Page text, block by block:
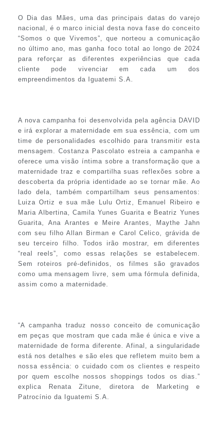
O Dia das Mães, uma das principais datas do varejo
nacional, é o marco inicial desta nova fase do conceito
“Somos o que Vivemos”, que norteou a comunicação
no último ano, mas ganha foco total ao longo de 2024
para reforçar as diferentes experiências que cada
cliente pode vivenciar em cada um dos
empreendimentos da Iguatemi S.A.
A nova campanha foi desenvolvida pela agência DAVID
e irá explorar a maternidade em sua essência, com um
time de personalidades escolhido para transmitir esta
mensagem. Costanza Pascolato estreia a campanha e
oferece uma visão íntima sobre a transformação que a
maternidade traz e compartilha suas reflexões sobre a
descoberta da própria identidade ao se tornar mãe. Ao
lado dela, também compartilham seus pensamentos:
Luiza Ortiz e sua mãe Lulu Ortiz, Emanuel Ribeiro e
Maria Albertina, Camila Yunes Guarita e Beatriz Yunes
Guarita, Ana Arantes e Meire Arantes, Maythe Jahn
com seu filho Allan Birman e Carol Celico, grávida de
seu terceiro filho. Todos irão mostrar, em diferentes
“real reels”, como essas relações se estabelecem.
Sem roteiros pré-definidos, os filmes são gravados
como uma mensagem livre, sem uma fórmula definida,
assim como a maternidade.
“A campanha traduz nosso conceito de comunicação
em peças que mostram que cada mãe é única e vive a
maternidade de forma diferente. Afinal, a singularidade
está nos detalhes e são eles que refletem muito bem a
nossa essência: o cuidado com os clientes e respeito
por quem escolhe nossos shoppings todos os dias.”
explica Renata Zitune, diretora de Marketing e
Patrocínio da Iguatemi S.A.